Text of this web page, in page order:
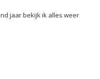
jaar bekijk ik alles weer